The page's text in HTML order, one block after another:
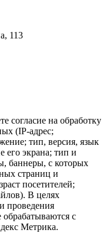
113
согласие на обработку
(IP-адрес;
тип, версия, язык
его экрана; тип и
баннеры, с которых
страниц и
посетителей;
В целях
проведения
обрабатываются с
Метрика.